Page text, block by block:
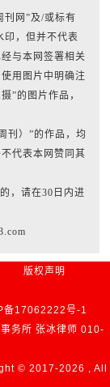
刊网”及/或标有
印，但并不代表
与本网签署相关
用图片中明确注
”的图片作品，
刊）”的作品，均
代表本网赞同其
，请在30日内进
版权声明
备17062222号-1
务所 张冰律师 010-
© 2017-2026 , All